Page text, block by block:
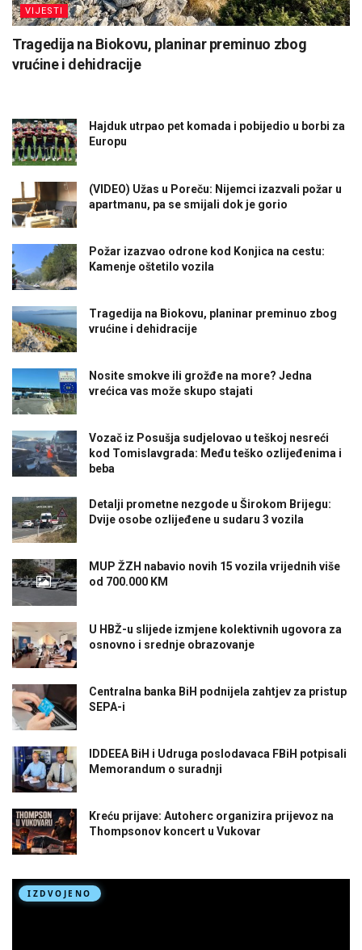
VIJESTI
Tragedija na Biokovu, planinar preminuo zbog
vrućine i dehidracije
Hajduk utrpao pet komada i pobijedio u borbi za
Europu
(VIDEO) Užas u Poreču: Nijemci izazvali požar u
apartmanu, pa se smijali dok je gorio
Požar izazvao odrone kod Konjica na cestu:
Kamenje oštetilo vozila
Tragedija na Biokovu, planinar preminuo zbog
vrućine i dehidracije
Nosite smokve ili grožđe na more? Jedna
vrećica vas može skupo stajati
Vozač iz Posušja sudjelovao u teškoj nesreći
kod Tomislavgrada: Među teško ozlijeđenima i
beba
Detalji prometne nezgode u Širokom Brijegu:
Dvije osobe ozlijeđene u sudaru 3 vozila
MUP ŽZH nabavio novih 15 vozila vrijednih više
od 700.000 KM
U HBŽ-u slijede izmjene kolektivnih ugovora za
osnovno i srednje obrazovanje
Centralna banka BiH podnijela zahtjev za pristup
SEPA-i
IDDEEA BiH i Udruga poslodavaca FBiH potpisali
Memorandum o suradnji
Kreću prijave: Autoherc organizira prijevoz na
Thompsonov koncert u Vukovar